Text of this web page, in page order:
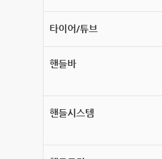
타이어/튜브
핸들바
핸들시스템